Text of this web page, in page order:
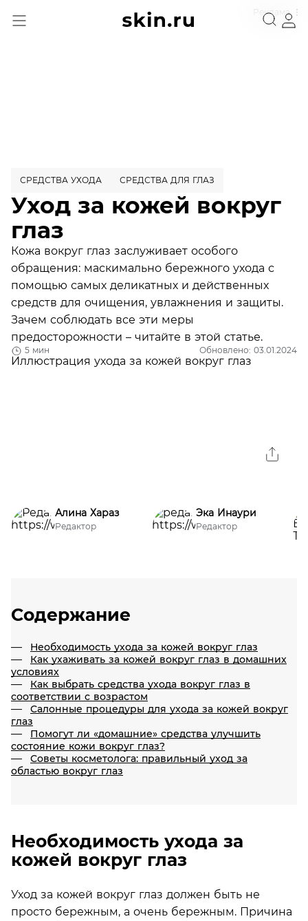
Реклама
5 мин Обновлено: 03.01.2024
СРЕДСТВА УХОДА СРЕДСТВА ДЛЯ ГЛАЗ
Уход за кожей вокруг
глаз
Кожа вокруг глаз заслуживает особого
обращения: маскимально бережного ухода с
помощью самых деликатных и действенных
средств для очищения, увлажнения и защиты.
Зачем соблюдать все эти меры
предосторожности – читайте в этой статье.
Алина Хараз
Редактор
Эка Инаури
Редактор
Содержание
Необходимость ухода за кожей вокруг глаз
Как ухаживать за кожей вокруг глаз в домашних
условиях
Как выбрать средства ухода вокруг глаз в
соответствии с возрастом
Салонные процедуры для ухода за кожей вокруг
глаз
Помогут ли «домашние» средства улучшить
состояние кожи вокруг глаз?
Советы косметолога: правильный уход за
областью вокруг глаз
Необходимость ухода за
кожей вокруг глаз
Уход за кожей вокруг глаз должен быть не
просто бережным, а очень бережным. Причина